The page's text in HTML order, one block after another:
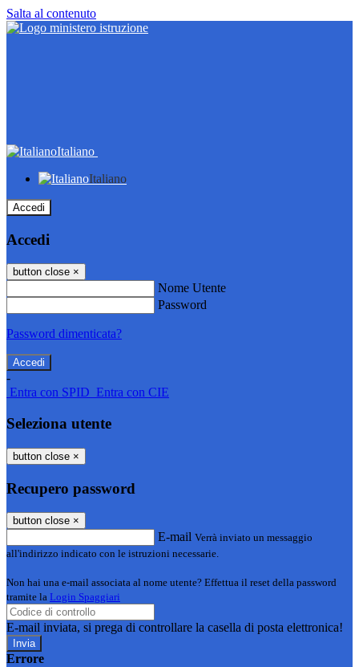
Salta al contenuto
Italiano
Italiano
Accedi
Accedi
button close ×
Nome Utente
Password
Password dimenticata?
-
Entra con SPID Entra con CIE
Seleziona utente
button close ×
Recupero password
button close ×
E-mail Verrà inviato un messaggio
all'indirizzo indicato con le istruzioni necessarie.
Non hai una e-mail associata al nome utente? Effettua il reset della password
tramite la Login Spaggiari
E-mail inviata, si prega di controllare la casella di posta elettronica!
Errore